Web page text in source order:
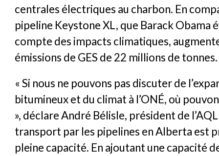
centrales électriques au charbon. En
pipeline Keystone XL, que Barack Obama
compte des impacts climatiques,
émissions de GES de 22 millions de tonnes.
« Si nous ne pouvons pas discuter de
bitumineux et du climat à l’ONÉ, où
», déclare André Bélisle, président de
transport par les pipelines en Alberta est
pleine capacité. En ajoutant une capacité